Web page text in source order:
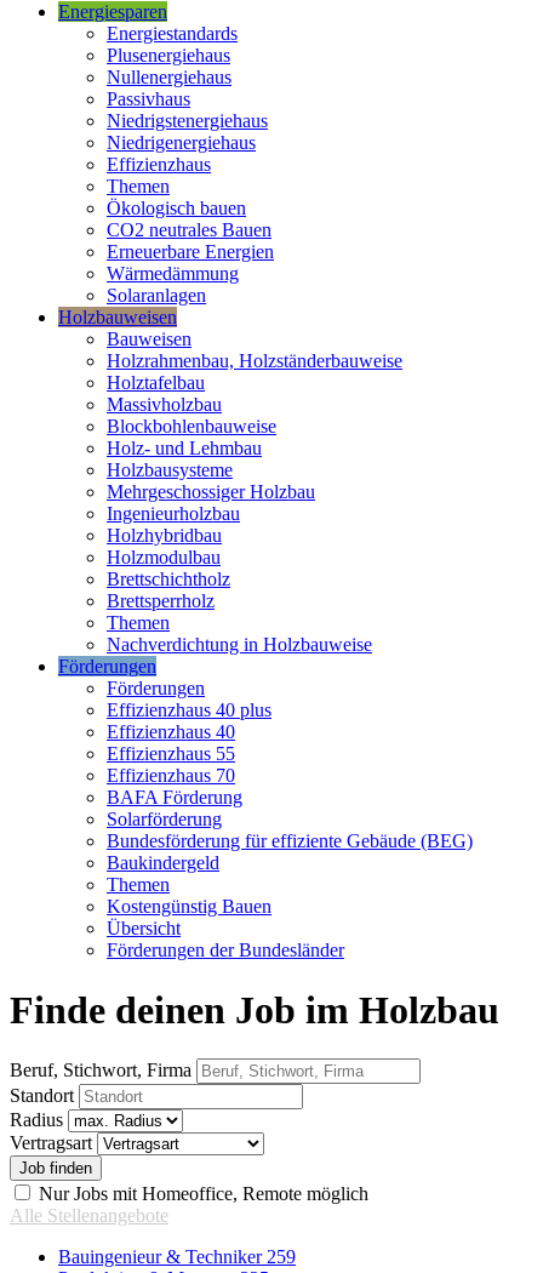
Energiesparen
Energiestandards
Plusenergiehaus
Nullenergiehaus
Passivhaus
Niedrigstenergiehaus
Niedrigenergiehaus
Effizienzhaus
Themen
Ökologisch bauen
CO2 neutrales Bauen
Erneuerbare Energien
Wärmedämmung
Solaranlagen
Holzbauweisen
Bauweisen
Holzrahmenbau, Holzständerbauweise
Holztafelbau
Massivholzbau
Blockbohlenbauweise
Holz- und Lehmbau
Holzbausysteme
Mehrgeschossiger Holzbau
Ingenieurholzbau
Holzhybridbau
Holzmodulbau
Brettschichtholz
Brettsperrholz
Themen
Nachverdichtung in Holzbauweise
Förderungen
Förderungen
Effizienzhaus 40 plus
Effizienzhaus 40
Effizienzhaus 55
Effizienzhaus 70
BAFA Förderung
Solarförderung
Bundesförderung für effiziente Gebäude (BEG)
Baukindergeld
Themen
Kostengünstig Bauen
Übersicht
Förderungen der Bundesländer
Finde deinen Job im Holzbau
Beruf, Stichwort, Firma
Standort
Radius
Vertragsart
Nur Jobs mit Homeoffice, Remote möglich
Alle Stellenangebote
Bauingenieur & Techniker 259